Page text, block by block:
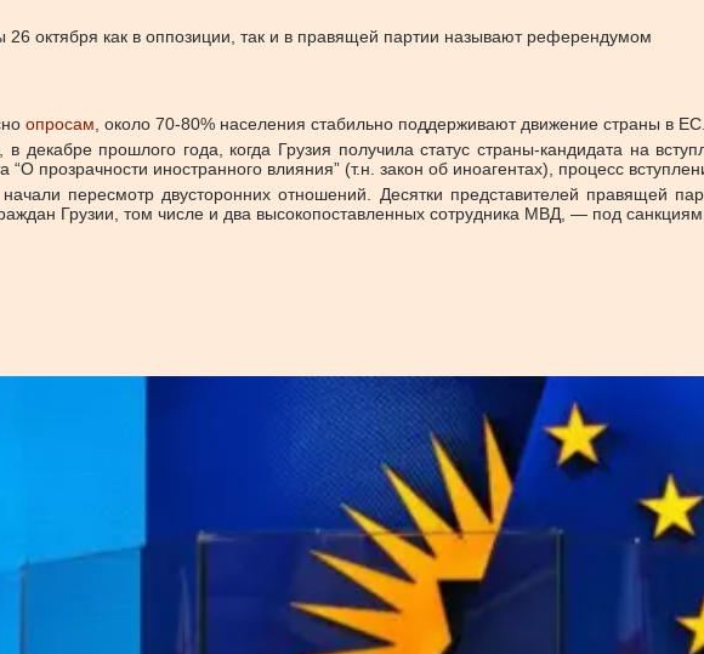
26 октября как в оппозиции, так и в правящей партии называют референдумом
опросам, около 70-80% населения стабильно поддерживают движение страны в
в декабре прошлого года, когда Грузия получила статус страны-кандидата на
прозрачности иностранного влияния” (т.н. закон об иноагентах), процесс
пересмотр двусторонних отношений. Десятки представителей правящей
Грузии, том числе и два высокопоставленных сотрудника МВД, — под